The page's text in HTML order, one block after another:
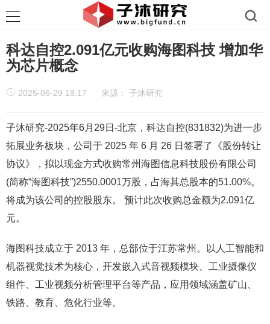
科达自控2.091亿元收购海图科技 增加华
为芯片概念
2025-06-29 18:17 来源： 子沐研究
子沐研究-2025年6月29日-北京，科达自控(831832)为进一步
拓展业务板块，公司于 2025 年 6 月 26 日签署了《股份转让
协议》，拟以现金方式收购常州海图信息科技股份有限公司
(简称“海图科技”)2550.0001万股，占海其总股本的51.00%。
将成为该公司的控股股东。 预计此次收购总金额为2.091亿
元。
海图科技成立于 2013 年，总部位于江苏常州。以人工智能和
机器视觉技术为核心，开发嵌入式音视频模块、工业摄像仪
组件、工业视频分析管理平台等产品，应用领域涵盖矿山、
铁路、教育、危化行业等。